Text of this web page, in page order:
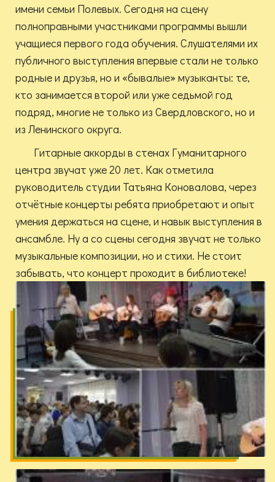
имени семьи Полевых. Сегодня на сцену
полноправными участниками программы вышли
учащиеся первого года обучения. Слушателями их
публичного выступления впервые стали не только
родные и друзья, но и «бывалые» музыканты: те,
кто занимается второй или уже седьмой год
подряд, многие не только из Свердловского, но и
из Ленинского округа.
Гитарные аккорды в стенах Гуманитарного
центра звучат уже 20 лет. Как отметила
руководитель студии Татьяна Коновалова, через
отчётные концерты ребята приобретают и опыт
умения держаться на сцене, и навык выступления в
ансамбле. Ну а со сцены сегодня звучат не только
музыкальные композиции, но и стихи. Не стоит
забывать, что концерт проходит в библиотеке!